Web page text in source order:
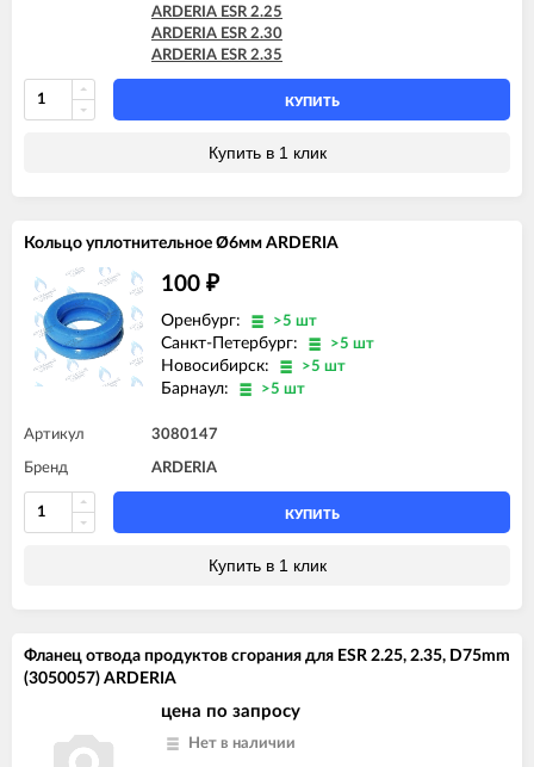
ARDERIA ESR 2.25
ARDERIA ESR 2.30
ARDERIA ESR 2.35
КУПИТЬ
Купить в 1 клик
Кольцо уплотнительное Ø6мм ARDERIA
100 ₽
Оренбург: >5 шт
Санкт-Петербург: >5 шт
Новосибирск: >5 шт
Барнаул: >5 шт
Артикул 3080147
Бренд ARDERIA
КУПИТЬ
Купить в 1 клик
Фланец отвода продуктов сгорания для ESR 2.25, 2.35, D75mm
(3050057) ARDERIA
цена по запросу
Нет в наличии